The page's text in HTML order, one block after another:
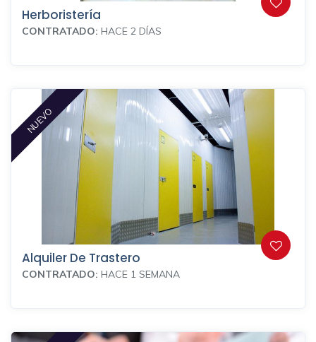
Herboristería
CONTRATADO: HACE 2 DÍAS
NUEVO
Alquiler De Trastero
CONTRATADO: HACE 1 SEMANA